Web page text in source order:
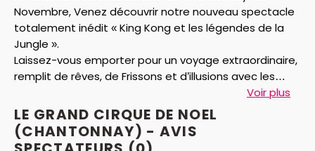
Novembre, Venez découvrir notre nouveau spectacle
totalement inédit « King Kong et les légendes de la
Jungle ».
Laissez-vous emporter pour un voyage extraordinaire,
remplit de rêves, de Frissons et d’illusions avec les
meilleurs artistes du monde et nos incroyables
numéros d’animaux !
Les fêtes de Noël sont l’occasion pour toute la famille
Voir plus
LE GRAND CIRQUE DE NOEL
(CHANTONNAY) - AVIS